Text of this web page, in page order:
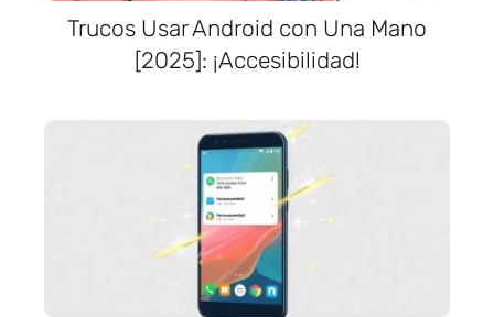
Trucos Usar Android con Una Mano
[2025]: ¡Accesibilidad!